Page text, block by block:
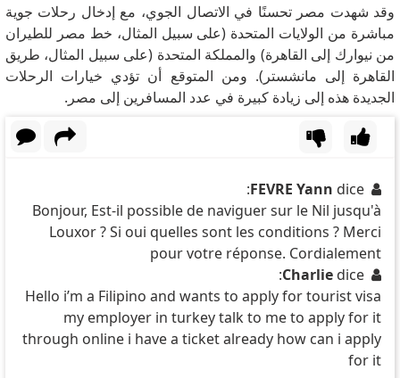
وقد شهدت مصر تحسنًا في الاتصال الجوي، مع إدخال رحلات جوية
مباشرة من الولايات المتحدة (على سبيل المثال، خط مصر للطيران
من نيوارك إلى القاهرة) والمملكة المتحدة (على سبيل المثال، طريق
القاهرة إلى مانشستر). ومن المتوقع أن تؤدي خيارات الرحلات
الجديدة هذه إلى زيادة كبيرة في عدد المسافرين إلى مصر.
FEVRE Yann dice:
Bonjour, Est-il possible de naviguer sur le Nil jusqu'à
Louxor ? Si oui quelles sont les conditions ? Merci
pour votre réponse. Cordialement
Charlie dice:
Hello i’m a Filipino and wants to apply for tourist visa
my employer in turkey talk to me to apply for it
through online i have a ticket already how can i apply
for it